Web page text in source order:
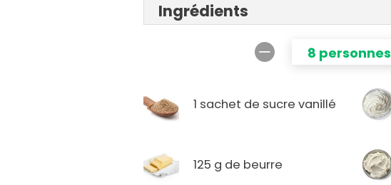
Ingrédients
8 personnes
1 sachet de sucre vanillé
125 g de beurre